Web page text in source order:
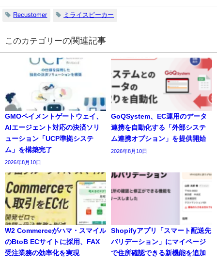
Recustomer ミライスピーカー
の関連記事
GMOペイメントゲートウェイ、
AIエージェント対応の決済ソリ
ューション「UCP準拠システ
ム」を構築完了
2026年8月10日
GoQSystem、EC運用のデータ
連携を自動化する「外部システ
ム連携オプション」を提供開始
2026年8月10日
W2 Commerceがハマ・スマイル
のBtoB ECサイトに採用、FAX
受注業務の効率化を実現
Shopifyアプリ「スマート配送先
バリデーション」にマイページ
で住所確認できる新機能を追加